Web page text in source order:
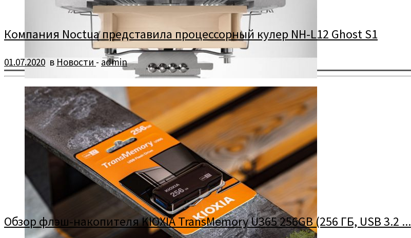
Компания Noctua представила процессорный кулер NH-L12 Ghost S1
Компания Noctua представила процессорный кулер NH-L12 Ghost S1
01.07.2020 в Новости - admin
Обзор флэш-накопителя KIOXIA TransMemory U365 256GB (256 ГБ, USB 3.2 ...